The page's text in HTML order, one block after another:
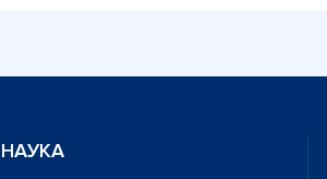
НАУКА